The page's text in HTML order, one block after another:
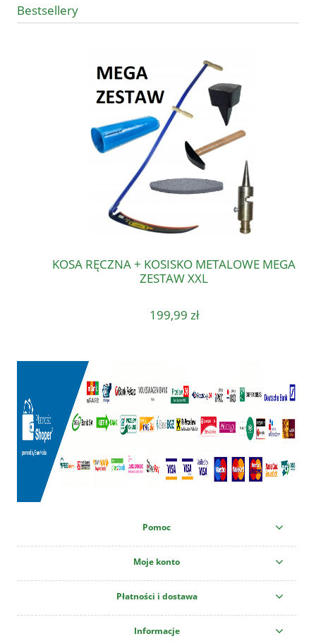
Bestsellery
KOSA RĘCZNA + KOSISKO METALOWE MEGA
ZESTAW XXL
199,99 zł
Pomoc
Moje konto
Płatności i dostawa
Informacje